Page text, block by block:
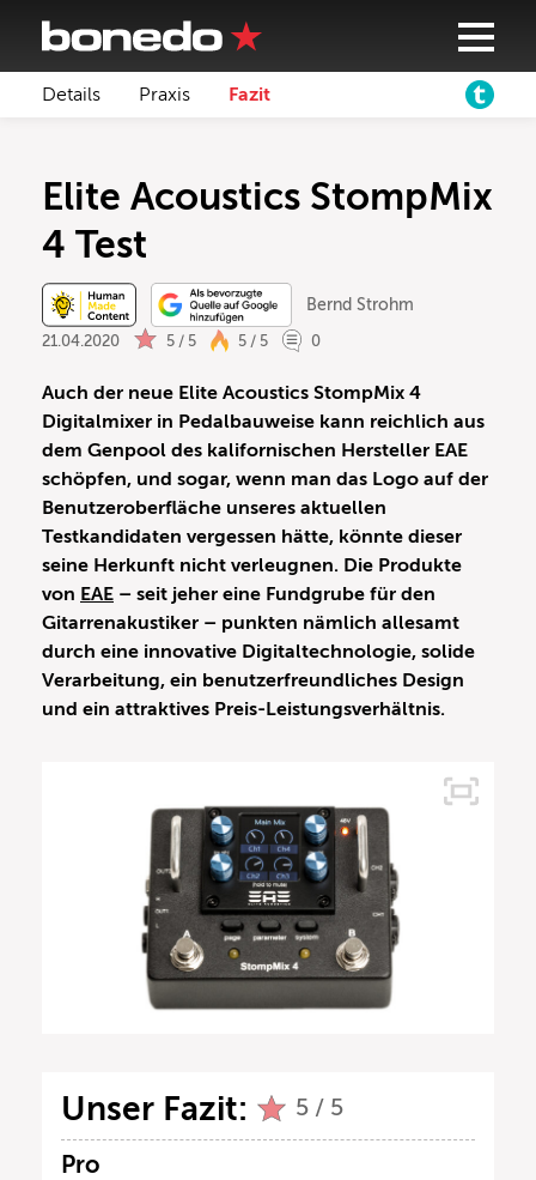
Details Praxis Fazit
Elite Acoustics StompMix
4 Test
Bernd Strohm
21.04.2020 5 / 5 5 / 5 0
Auch der neue Elite Acoustics StompMix 4
Digitalmixer in Pedalbauweise kann reichlich aus
dem Genpool des kalifornischen Hersteller EAE
schöpfen, und sogar, wenn man das Logo auf der
Benutzeroberfläche unseres aktuellen
Testkandidaten vergessen hätte, könnte dieser
seine Herkunft nicht verleugnen. Die Produkte
von EAE – seit jeher eine Fundgrube für den
Gitarrenakustiker – punkten nämlich allesamt
durch eine innovative Digitaltechnologie, solide
Verarbeitung, ein benutzerfreundliches Design
und ein attraktives Preis-Leistungsverhältnis.
Unser Fazit: 5 / 5
Pro